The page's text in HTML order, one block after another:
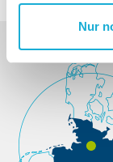
Nur